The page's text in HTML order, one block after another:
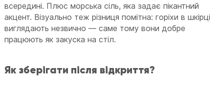
всередині. Плюс морська сіль, яка задає пікантний
акцент. Візуально теж різниця помітна: горіхи в шкірці
виглядають незвично — саме тому вони добре
працюють як закуска на стіл.
Як зберігати після відкриття?